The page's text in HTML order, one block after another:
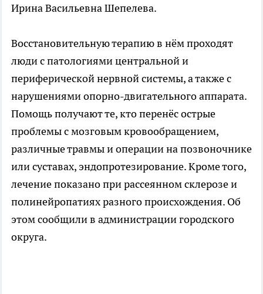
Ирина Васильевна Шепелева.
Восстановительную терапию в нём проходят
люди с патологиями центральной и
периферической нервной системы, а также с
нарушениями опорно-двигательного аппарата.
Помощь получают те, кто перенёс острые
проблемы с мозговым кровообращением,
различные травмы и операции на позвоночнике
или суставах, эндопротезирование. Кроме того,
лечение показано при рассеянном склерозе и
полинейропатиях разного происхождения. Об
этом сообщили в администрации городского
округа.